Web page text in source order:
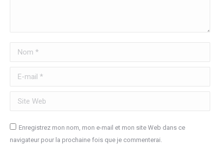
Nom *
E-mail *
Site Web
Enregistrez mon nom, mon e-mail et mon site Web dans ce
navigateur pour la prochaine fois que je commenterai.